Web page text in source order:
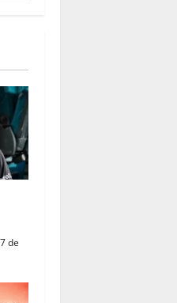
7 de